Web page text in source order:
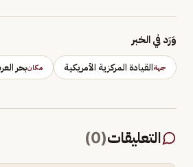
وَرَد في الخبر
جهةالقيادة المركزية الأمريكية مكانبحر
التعليقات(
0
)